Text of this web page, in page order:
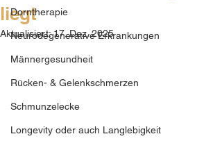
Dorntherapie
Neurodegenerative Erkrankungen
Männergesundheit
Rücken- & Gelenkschmerzen
Schmunzelecke
Longevity oder auch Langlebigkeit
liegt
Aktualisiert:17. Dez. 2025